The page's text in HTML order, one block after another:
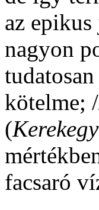
az
nagyon
kötelme;
(
facsaró